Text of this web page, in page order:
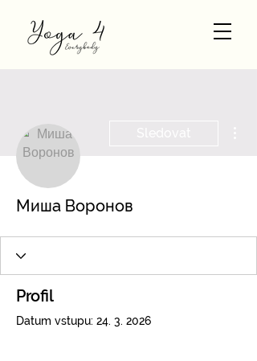
Миша Воронов
Profil
Datum vstupu: 24. 3. 2026